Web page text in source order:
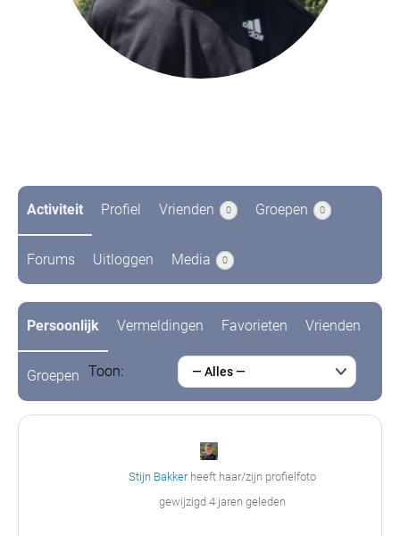
Activiteit Profiel Vrienden 0 Groepen 0
Forums Uitloggen Media 0
Persoonlijk Vermeldingen Favorieten Vrienden
Groepen Toon: — Alles —
Stijn Bakkerheeft haar/zijn profielfoto
gewijzigd 4 jaren geleden